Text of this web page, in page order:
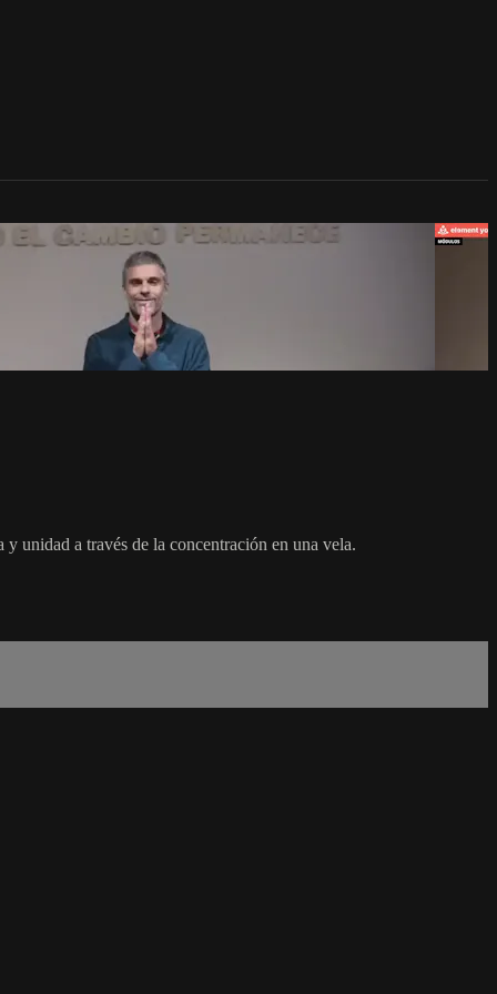
unidad a través de la concentración en una vela.